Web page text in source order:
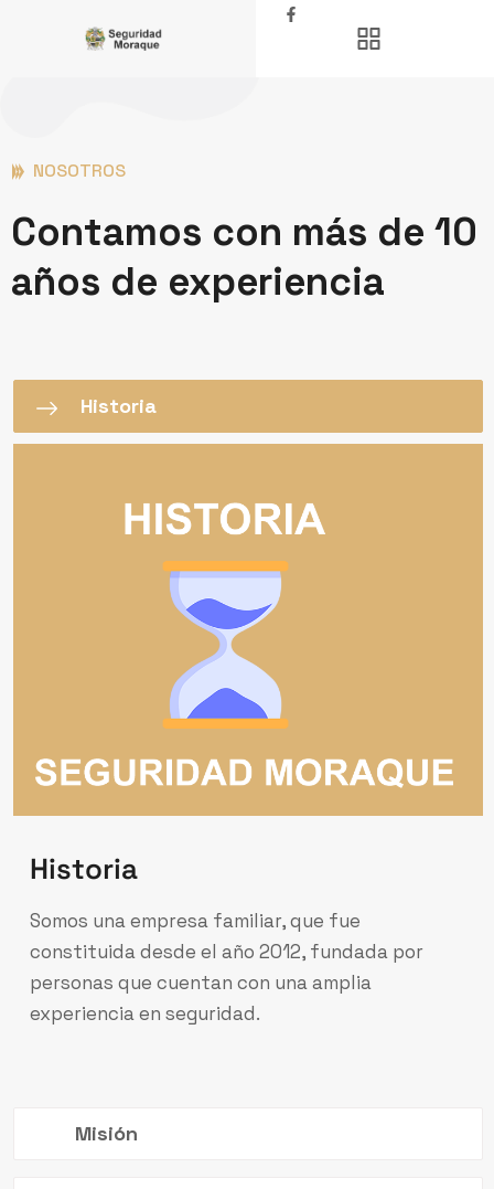
NOSOTROS
Contamos con más de 10
años de experiencia
Historia
Historia
Somos una empresa familiar, que fue
constituida desde el año 2012, fundada por
personas que cuentan con una amplia
experiencia en seguridad.
Misión